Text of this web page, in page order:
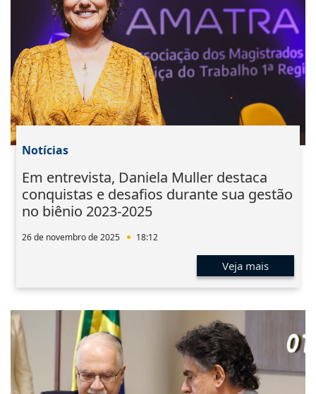
Notícias
Em entrevista, Daniela Muller destaca
conquistas e desafios durante sua gestão
no biênio 2023-2025
26 de novembro de 2025 18:12
Veja mais